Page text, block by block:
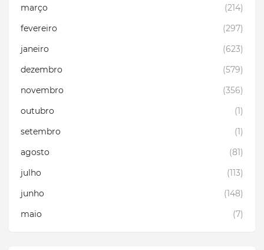
março
(214)
fevereiro
(297)
janeiro
(623)
dezembro
(579)
novembro
(356)
outubro
(1)
setembro
(1)
agosto
(81)
julho
(113)
junho
(148)
maio
(7)